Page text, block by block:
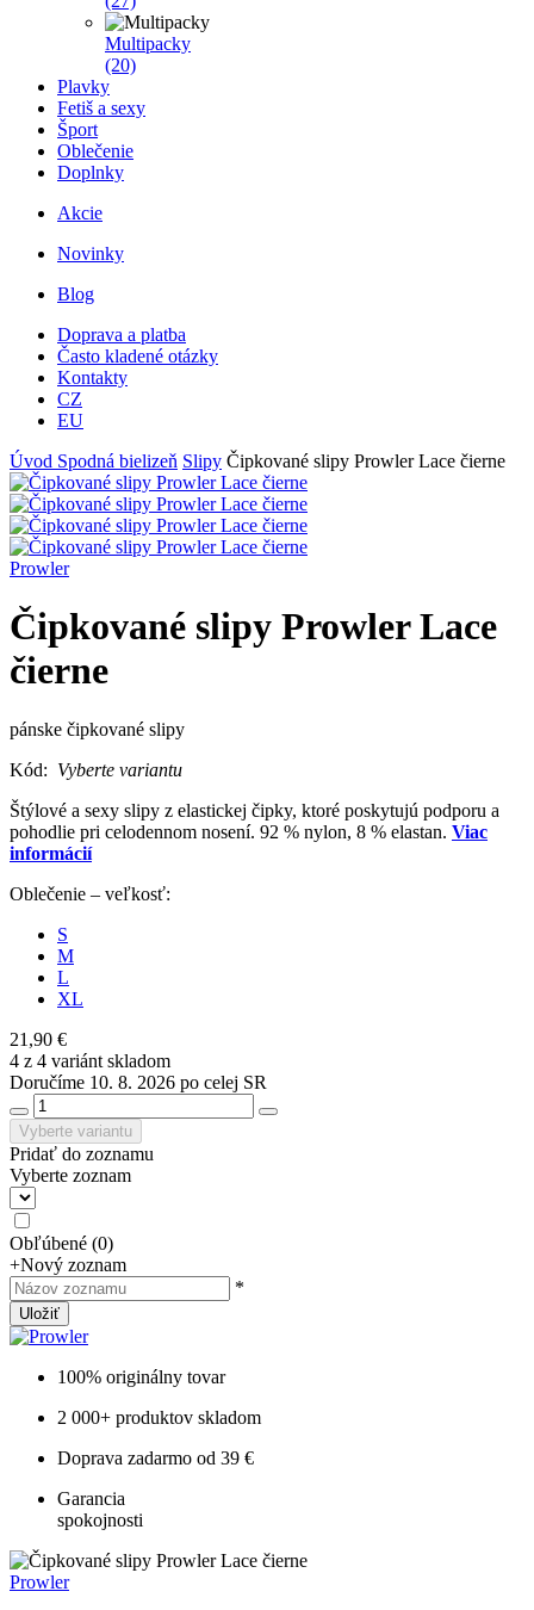
Multipacky
(20)
Plavky
Fetiš a sexy
Šport
Oblečenie
Doplnky
Akcie
Novinky
Blog
Doprava a platba
Často kladené otázky
Kontakty
CZ
EU
Úvod Spodná bielizeň Slipy Čipkované slipy Prowler Lace čierne
Prowler
Čipkované slipy Prowler Lace
čierne
pánske čipkované slipy
Kód: Vyberte variantu
Štýlové a sexy slipy z elastickej čipky, ktoré poskytujú podporu a
pohodlie pri celodennom nosení. 92 % nylon, 8 % elastan. Viac
informácií
Oblečenie – veľkosť:
S
M
L
XL
21,90 €
4 z 4 variánt skladom
Doručíme 10. 8. 2026 po celej SR
Vyberte variantu
Pridať do zoznamu
Vyberte zoznam
Obľúbené (0)
+Nový zoznam
*
Uložiť
100% originálny tovar
2 000+ produktov skladom
Doprava zadarmo od 39 €
Garancia
spokojnosti
Prowler